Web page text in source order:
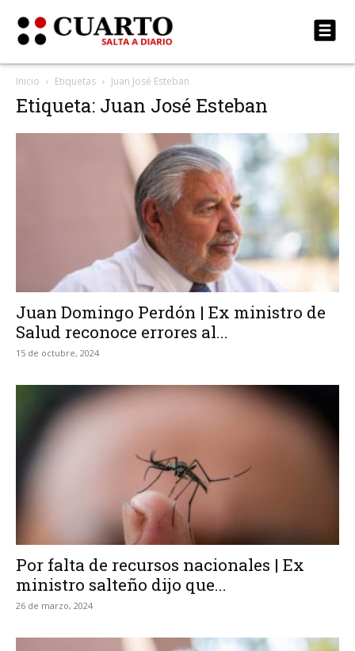
Inicio Etiquetas Juan José Esteban
Etiqueta: Juan José Esteban
Juan Domingo Perdón | Ex ministro de
Salud reconoce errores al...
15 de octubre, 2024
Por falta de recursos nacionales | Ex
ministro salteño dijo que...
26 de marzo, 2024